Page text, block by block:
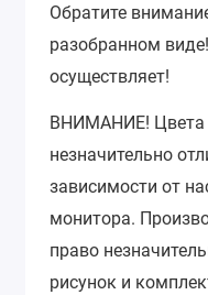
Обратите
разобранном
осуществляет!
ВНИМАНИЕ!
незначительно
зависимости от
монитора.
право
рисунок и